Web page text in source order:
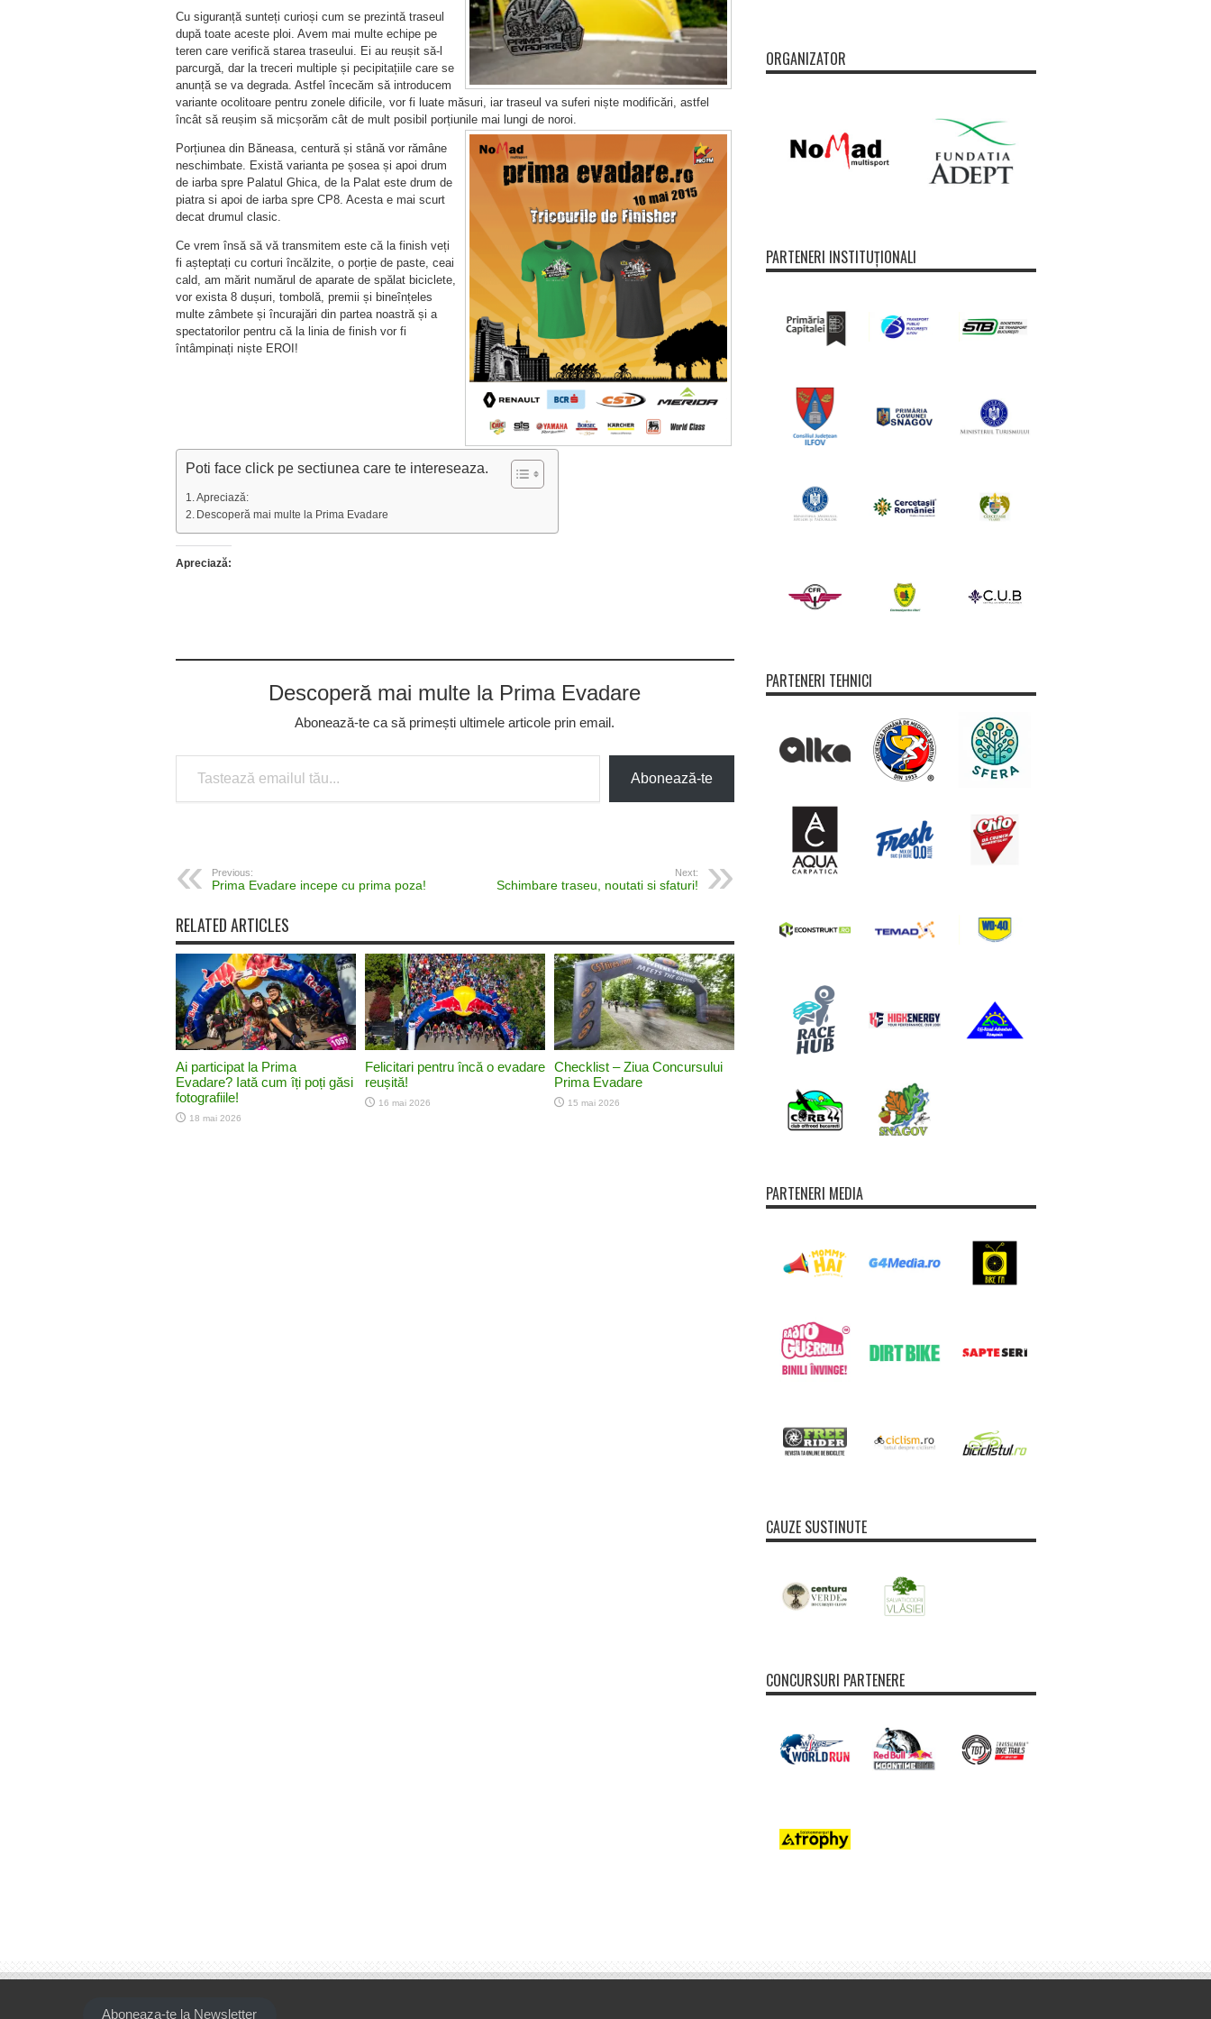
Cu siguranță sunteți curioși cum se prezintă traseul
după toate aceste ploi. Avem mai multe echipe pe
teren care verifică starea traseului. Ei au reușit să-l
parcurgă, dar la treceri multiple și pecipitațiile care se
anunță se va degrada. Astfel încecăm să introducem
variante ocolitoare pentru zonele dificile, vor fi luate măsuri, iar traseul va suferi niște modificări, astfel
încât să reușim să micșorăm cât de mult posibil porțiunile mai lungi de noroi.
Porțiunea din Băneasa, centură și stână vor rămâne
neschimbate. Există varianta pe șosea și apoi drum
de iarba spre Palatul Ghica, de la Palat este drum de
piatra si apoi de iarba spre CP8. Acesta e mai scurt
decat drumul clasic.
Ce vrem însă să vă transmitem este că la finish veți
fi așteptați cu corturi încălzite, o porție de paste, ceai
cald, am mărit numărul de aparate de spălat biciclete,
vor exista 8 dușuri, tombolă, premii și bineînțeles
multe zâmbete și încurajări din partea noastră și a
spectatorilor pentru că la linia de finish vor fi
întâmpinați niște EROI!
Poti face click pe sectiunea care te intereseaza.
Apreciază:
Descoperă mai multe la Prima Evadare
Apreciază:
Descoperă mai multe la Prima Evadare
Abonează-te ca să primești ultimele articole prin email.
Tastează emailul tău...
Abonează-te
Previous:
Prima Evadare incepe cu prima poza!
Next:
Schimbare traseu, noutati si sfaturi!
RELATED ARTICLES
Ai participat la Prima
Evadare? Iată cum îți poți găsi
fotografiile!
18 mai 2026
Felicitari pentru încă o evadare
reușită!
16 mai 2026
Checklist – Ziua Concursului
Prima Evadare
15 mai 2026
ORGANIZATOR
PARTENERI INSTITUȚIONALI
PARTENERI TEHNICI
PARTENERI MEDIA
CAUZE SUSTINUTE
CONCURSURI PARTENERE
Aboneaza-te la Newsletter